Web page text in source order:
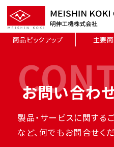
商品ピックアップ 主要
お問い合わ
製品・サービスに関す
など、何でもお問合せくだ